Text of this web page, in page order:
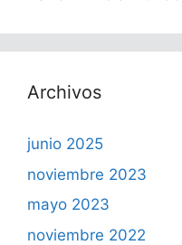
Archivos
junio 2025
noviembre 2023
mayo 2023
noviembre 2022